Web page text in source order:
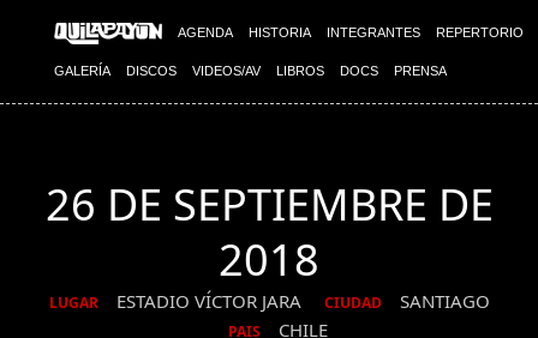
AGENDA HISTORIA INTEGRANTES REPERTORIO
GALERÍA DISCOS VIDEOS/AV LIBROS DOCS PRENSA
26 DE SEPTIEMBRE DE
2018
LUGAR ESTADIO VÍCTOR JARA CIUDAD SANTIAGO
PAIS CHILE